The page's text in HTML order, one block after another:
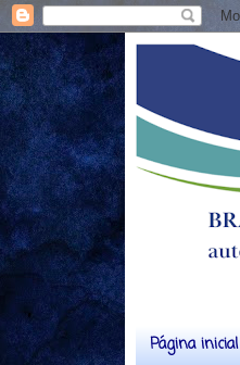
Página inicial